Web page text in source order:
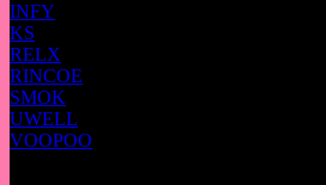
INFY
KS
RELX
RINCOE
SMOK
UWELL
VOOPOO